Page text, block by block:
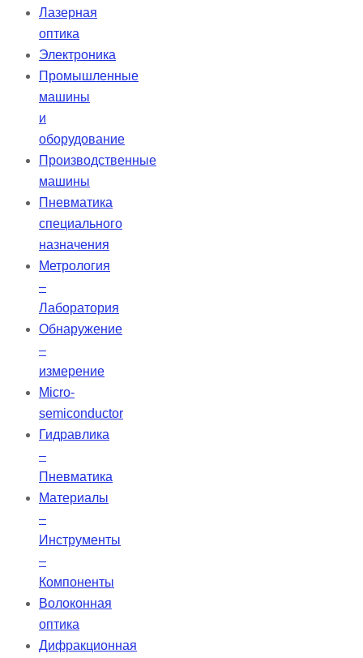
Лазерная
оптика
Электроника
Промышленные
машины
и
оборудование
Производственные
машины
Пневматика
специального
назначения
Метрология
–
Лаборатория
Обнаружение
–
измерение
Micro-
semiconductor
Гидравлика
–
Пневматика
Материалы
–
Инструменты
–
Компоненты
Волоконная
оптика
Дифракционная